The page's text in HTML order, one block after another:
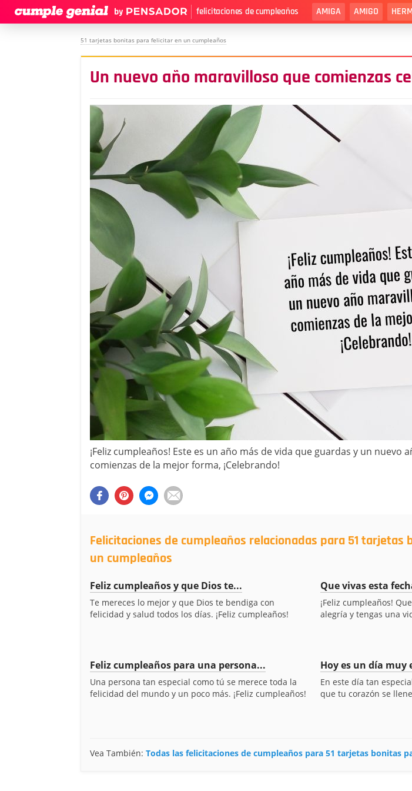
felicitaciones de cumpleaños AMIGA AMIGO
51 tarjetas bonitas para felicitar en un cumpleaños
Un nuevo año maravilloso que comienzas
¡Feliz cumpleaños! Este es un año más de vida que guardas y un nuevo
comienzas de la mejor forma, ¡Celebrando!
Felicitaciones de cumpleaños relacionadas para 51
un cumpleaños
Feliz cumpleaños y que Dios te...
Te mereces lo mejor y que Dios te bendiga con
felicidad y salud todos los días. ¡Feliz cumpleaños!
Que vivas esta
¡Feliz cumpleaños!
alegría y tengas una
Feliz cumpleaños para una persona...
Una persona tan especial como tú se merece toda la
felicidad del mundo y un poco más. ¡Feliz cumpleaños!
Hoy es un día muy
En este día tan
que tu corazón se
Vea También: Todas las felicitaciones de cumpleaños para 51 tarjetas bonitas